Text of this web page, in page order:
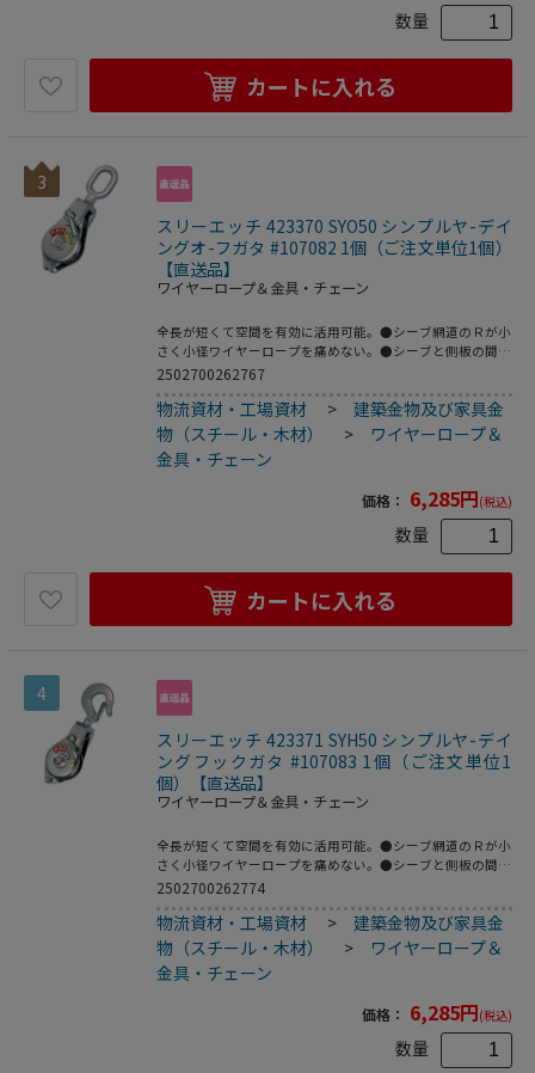
数量
カートに入れる
3
スリーエッチ 423370 SYO50 シンプルヤ-デイ
ングオ-フガタ #107082 1個（ご注文単位1個）
【直送品】
ワイヤーロープ＆金具・チェーン
全長が短くて空間を有効に活用可能。●シーブ網道のＲが小
さく小径ワイヤーロープを痛めない。●シーブと側板の間に
ワイヤーロープがはまらない形状。●全メッキさらに弯曲止
５以上で設計、強力安全。●使用頻度の多い作業や、シーブ
が高速回転する場合はベアリング入（シルバー食）を、ご使
用下さい。
2502700262767
物流資材・工場資材 >建築金物及び家具金
物（スチール・木材）
> ワイヤーロープ＆
金具・チェーン
価格： 6,285円(税込)
数量
カートに入れる
4
スリーエッチ 423371 SYH50 シンプルヤ-デイ
ングフックガタ #107083 1個（ご注文単位1
個）【直送品】
ワイヤーロープ＆金具・チェーン
全長が短くて空間を有効に活用可能。●シーブ網道のＲが小
さく小径ワイヤーロープを痛めない。●シーブと側板の間に
ワイヤーロープがはまらない形状。●全メッキさらに弯曲止
５以上で設計、強力安全。●使用頻度の多い作業や、シーブ
が高速回転する場合はベアリング入（シルバー食）を、ご使
用下さい。
2502700262774
物流資材・工場資材 >建築金物及び家具金
物（スチール・木材）
> ワイヤーロープ＆
金具・チェーン
価格： 6,285円(税込)
数量